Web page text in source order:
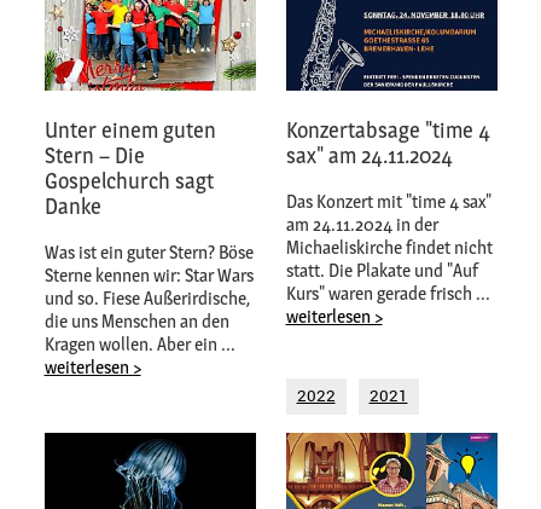
Unter einem guten
Stern – Die
Gospelchurch sagt
Danke
Was ist ein guter Stern? Böse
Sterne kennen wir: Star Wars
und so. Fiese Außerirdische,
die uns Menschen an den
Kragen wollen. Aber ein ...
weiterlesen >
Konzertabsage "time 4
sax" am 24.11.2024
Das Konzert mit "time 4 sax"
am 24.11.2024 in der
Michaeliskirche findet nicht
statt. Die Plakate und "Auf
Kurs" waren gerade frisch ...
weiterlesen >
2022 2021